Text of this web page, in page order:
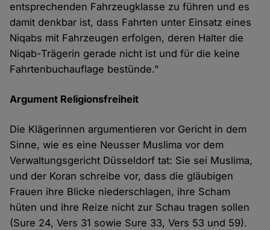
entsprechenden Fahrzeugklasse zu führen und es
damit denkbar ist, dass Fahrten unter Einsatz eines
Niqabs mit Fahrzeugen erfolgen, deren Halter die
Niqab-Trägerin gerade nicht ist und für die keine
Fahrtenbuchauflage bestünde."
Argument Religionsfreiheit
Die Klägerinnen argumentieren vor Gericht in dem
Sinne, wie es eine Neusser Muslima vor dem
Verwaltungsgericht Düsseldorf tat: Sie sei Muslima,
und der Koran schreibe vor, dass die gläubigen
Frauen ihre Blicke niederschlagen, ihre Scham
hüten und ihre Reize nicht zur Schau tragen sollen
(Sure 24, Vers 31 sowie Sure 33, Vers 53 und 59).